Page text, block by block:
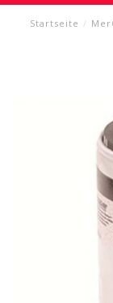
Startseite /